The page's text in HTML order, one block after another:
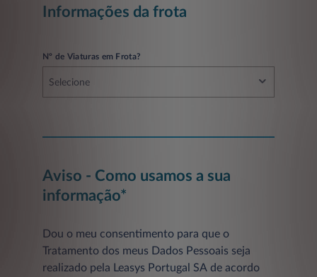
Informações da frota
Nº de Viaturas em Frota?
Selecione
Aviso - Como usamos a sua
informação*
Dou o meu consentimento para que o
Tratamento dos meus Dados Pessoais seja
realizado pela Leasys Portugal SA de acordo